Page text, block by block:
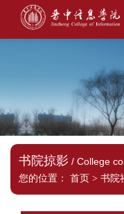
书院掠影 / College
您的位置：
首页 > 书院